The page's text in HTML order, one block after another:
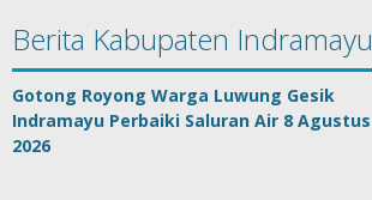
Berita Kabupaten Indramayu
Gotong Royong Warga Luwung Gesik
Indramayu Perbaiki Saluran Air 8 Agustus
2026